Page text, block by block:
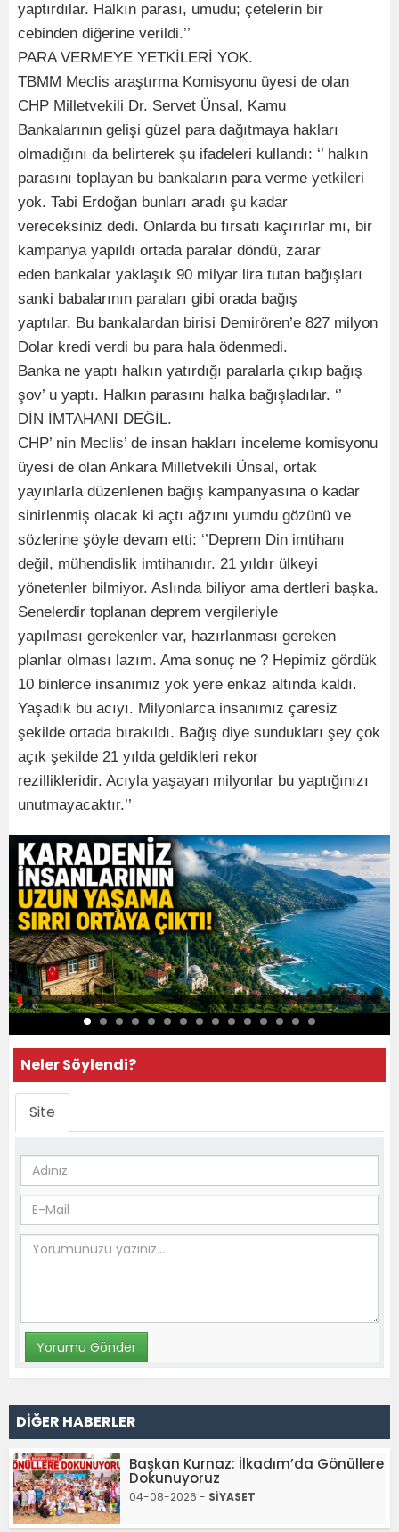
yaptırdılar. Halkın parası, umudu; çetelerin bir
cebinden diğerine verildi.’’
PARA VERMEYE YETKİLERİ YOK.
TBMM Meclis araştırma Komisyonu üyesi de olan
CHP Milletvekili Dr. Servet Ünsal, Kamu
Bankalarının gelişi güzel para dağıtmaya hakları
olmadığını da belirterek şu ifadeleri kullandı: ‘’ halkın
parasını toplayan bu bankaların para verme yetkileri
yok. Tabi Erdoğan bunları aradı şu kadar
vereceksiniz dedi. Onlarda bu fırsatı kaçırırlar mı, bir
kampanya yapıldı ortada paralar döndü, zarar
eden bankalar yaklaşık 90 milyar lira tutan bağışları
sanki babalarının paraları gibi orada bağış
yaptılar. Bu bankalardan birisi Demirören’e 827 milyon
Dolar kredi verdi bu para hala ödenmedi.
Banka ne yaptı halkın yatırdığı paralarla çıkıp bağış
şov’ u yaptı. Halkın parasını halka bağışladılar. ‘’
DİN İMTAHANI DEĞİL.
CHP’ nin Meclis’ de insan hakları inceleme komisyonu
üyesi de olan Ankara Milletvekili Ünsal, ortak
yayınlarla düzenlenen bağış kampanyasına o kadar
sinirlenmiş olacak ki açtı ağzını yumdu gözünü ve
sözlerine şöyle devam etti: ‘’Deprem Din imtihanı
değil, mühendislik imtihanıdır. 21 yıldır ülkeyi
yönetenler bilmiyor. Aslında biliyor ama dertleri başka.
Senelerdir toplanan deprem vergileriyle
yapılması gerekenler var, hazırlanması gereken
planlar olması lazım. Ama sonuç ne ? Hepimiz gördük
10 binlerce insanımız yok yere enkaz altında kaldı.
Yaşadık bu acıyı. Milyonlarca insanımız çaresiz
şekilde ortada bırakıldı. Bağış diye sundukları şey çok
açık şekilde 21 yılda geldikleri rekor
rezillikleridir. Acıyla yaşayan milyonlar bu yaptığınızı
unutmayacaktır.’’
Neler Söylendi?
Site
DİĞER HABERLER
Başkan Kurnaz: İlkadım’da Gönüllere
Dokunuyoruz
04-08-2026 - SİYASET